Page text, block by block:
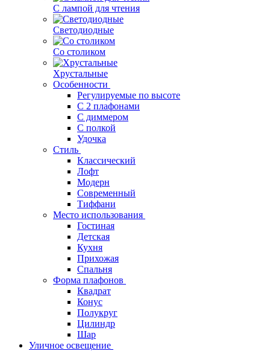
С лампой для чтения
Светодиодные
Со столиком
Хрустальные
Особенности
Регулируемые по высоте
С 2 плафонами
С диммером
С полкой
Удочка
Стиль
Классический
Лофт
Модерн
Современный
Тиффани
Место использования
Гостиная
Детская
Кухня
Прихожая
Спальня
Форма плафонов
Квадрат
Конус
Полукруг
Цилиндр
Шар
Уличное освещение